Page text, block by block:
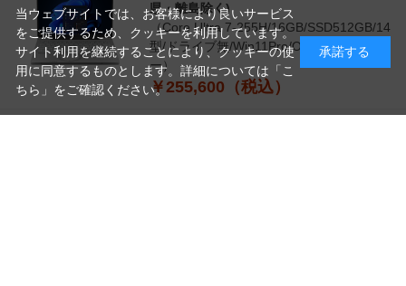
県・離島除く)
（Core Ultra 7-255H/16GB/SSD512GB/14
型/ドライブ無/Win11Pro/Office無 シルバ
ー）
￥255,600（税込）
当ウェブサイトでは、お客様により良いサービス
をご提供するため、クッキーを利用しています。
サイト利用を継続することにより、クッキーの使
用に同意するものとします。詳細については「 こ
ちら 」をご確認ください。
承諾する